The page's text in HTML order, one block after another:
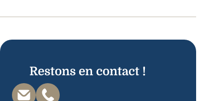
Restons en contact !